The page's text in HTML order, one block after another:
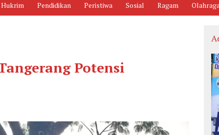
Hukrim Pendidikan Peristiwa Sosial Ragam
Potensi